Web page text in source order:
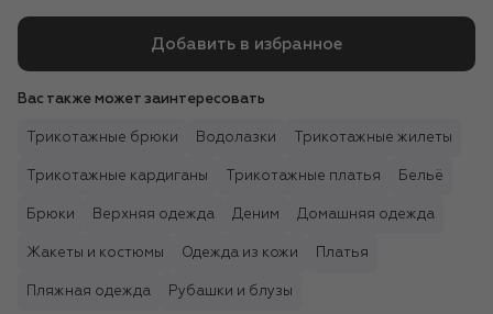
Добавить в избранное
Вас также может заинтересовать
Трикотажные брюки Водолазки Трикотажные жилеты
Трикотажные кардиганы Трикотажные платья Бельё
Брюки Верхняя одежда Деним Домашняя одежда
Жакеты и костюмы Одежда из кожи Платья
Пляжная одежда Рубашки и блузы